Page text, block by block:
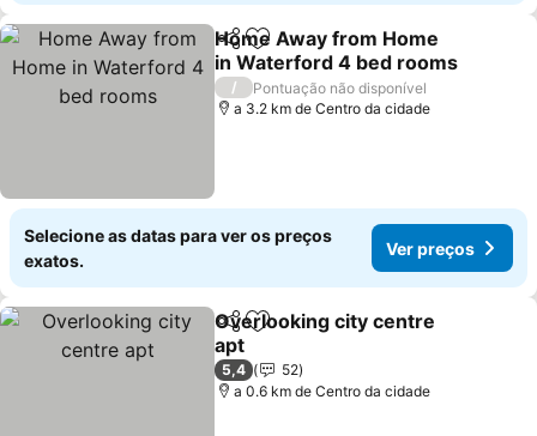
PartilharAdicionar aos favoritos
Home Away from Home
in Waterford 4 bed rooms
Ver preços
/
Pontuação não disponível
a 3.2 km de Centro da cidade
Selecione as datas para ver os preços
exatos.
Ver preços
PartilharAdicionar aos favoritos
Overlooking city centre
apt
Ver preços
5,4
52
a 0.6 km de Centro da cidade